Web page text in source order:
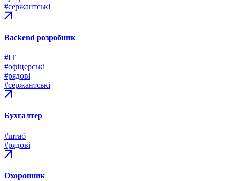
#сержантські
Backend розробник
#ІТ
#офіцерські
#рядові
#сержантські
Бухгалтер
#штаб
#рядові
Охоронник